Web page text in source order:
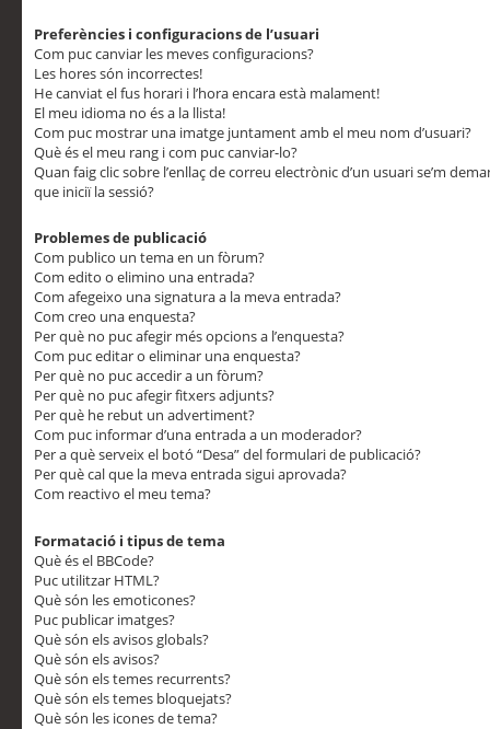
Preferències i configuracions de l’usuari
Com puc canviar les meves configuracions?
Les hores són incorrectes!
He canviat el fus horari i l’hora encara està malament!
El meu idioma no és a la llista!
Com puc mostrar una imatge juntament amb el meu nom d’usuari?
Què és el meu rang i com puc canviar-lo?
Quan faig clic sobre l’enllaç de correu electrònic d’un usuari se’m
que iniciï la sessió?
Problemes de publicació
Com publico un tema en un fòrum?
Com edito o elimino una entrada?
Com afegeixo una signatura a la meva entrada?
Com creo una enquesta?
Per què no puc afegir més opcions a l’enquesta?
Com puc editar o eliminar una enquesta?
Per què no puc accedir a un fòrum?
Per què no puc afegir fitxers adjunts?
Per què he rebut un advertiment?
Com puc informar d’una entrada a un moderador?
Per a què serveix el botó “Desa” del formulari de publicació?
Per què cal que la meva entrada sigui aprovada?
Com reactivo el meu tema?
Formatació i tipus de tema
Què és el BBCode?
Puc utilitzar HTML?
Què són les emoticones?
Puc publicar imatges?
Què són els avisos globals?
Què són els avisos?
Què són els temes recurrents?
Què són els temes bloquejats?
Què són les icones de tema?